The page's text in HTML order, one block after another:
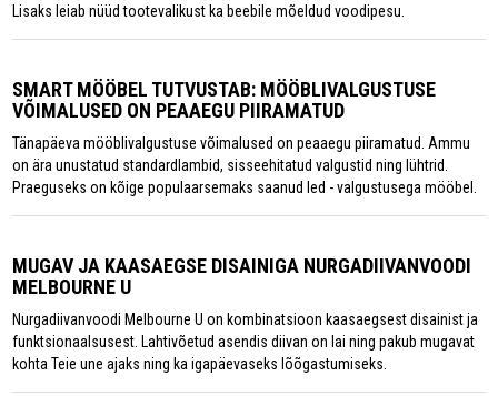
Lisaks leiab nüüd tootevalikust ka beebile mõeldud voodipesu.
SMART MÖÖBEL TUTVUSTAB: MÖÖBLIVALGUSTUSE
VÕIMALUSED ON PEAAEGU PIIRAMATUD
Tänapäeva mööblivalgustuse võimalused on peaaegu piiramatud. Ammu
on ära unustatud standardlambid, sisseehitatud valgustid ning lühtrid.
Praeguseks on kõige populaarsemaks saanud led - valgustusega mööbel.
MUGAV JA KAASAEGSE DISAINIGA NURGADIIVANVOODI
MELBOURNE U
Nurgadiivanvoodi Melbourne U on kombinatsioon kaasaegsest disainist ja
funktsionaalsusest. Lahtivõetud asendis diivan on lai ning pakub mugavat
kohta Teie une ajaks ning ka igapäevaseks lõõgastumiseks.